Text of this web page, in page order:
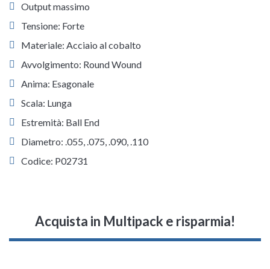
Output massimo
Tensione: Forte
Materiale: Acciaio al cobalto
Avvolgimento: Round Wound
Anima: Esagonale
Scala: Lunga
Estremità: Ball End
Diametro: .055, .075, .090, .110
Codice: P02731
Acquista in Multipack e risparmia!